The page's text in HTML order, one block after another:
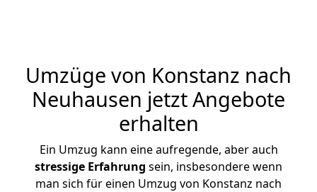
Umzüge von Konstanz nach
Neuhausen jetzt Angebote
erhalten
Ein Umzug kann eine aufregende, aber auch
stressige Erfahrung sein, insbesondere wenn
man sich für einen Umzug von Konstanz nach